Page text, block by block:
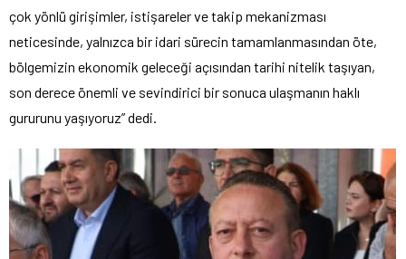
çok yönlü girişimler, istişareler ve takip mekanizması
neticesinde, yalnızca bir idari sürecin tamamlanmasından öte,
bölgemizin ekonomik geleceği açısından tarihi nitelik taşıyan,
son derece önemli ve sevindirici bir sonuca ulaşmanın haklı
gururunu yaşıyoruz” dedi.